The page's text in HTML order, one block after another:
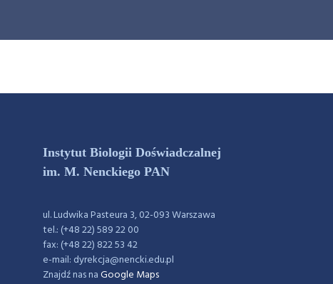
Instytut Biologii Doświadczalnej
im. M. Nenckiego PAN
ul. Ludwika Pasteura 3, 02-093 Warszawa
tel.: (+48 22) 589 22 00
fax: (+48 22) 822 53 42
e-mail: dyrekcja@nencki.edu.pl
Znajdź nas naGoogle Maps